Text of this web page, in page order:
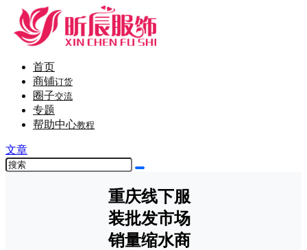
首页
商铺订货
圈子交流
专题
帮助中心教程
文章
重庆线下服
装批发市场
销量缩水商